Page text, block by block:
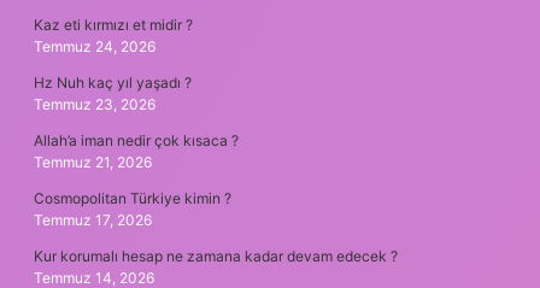
Kaz eti kırmızı et midir ?
Temmuz 24, 2026
Hz Nuh kaç yıl yaşadı ?
Temmuz 23, 2026
Allah’a iman nedir çok kısaca ?
Temmuz 21, 2026
Cosmopolitan Türkiye kimin ?
Temmuz 17, 2026
Kur korumalı hesap ne zamana kadar devam edecek ?
Temmuz 14, 2026